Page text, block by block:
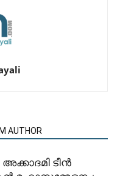
AUTHOR
ടീൻ